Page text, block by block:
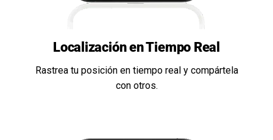
Localización en Tiempo Real
Rastrea tu posición en tiempo real y compártela
con otros.